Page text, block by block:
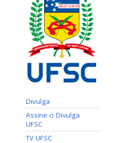
Divulga
Assine o Divulga
UFSC
TV UFSC